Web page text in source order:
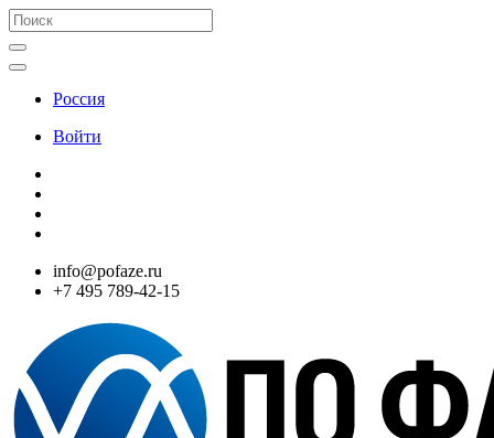
Россия
Войти
info@pofaze.ru
+7 495 789-42-15